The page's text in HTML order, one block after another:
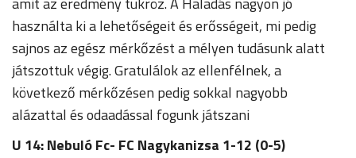
használta ki a lehetőségeit és erősségeit, mi pedig
sajnos az egész mérkőzést a mélyen tudásunk alatt
játszottuk végig. Gratulálok az ellenfélnek, a
következő mérkőzésen pedig sokkal nagyobb
alázattal és odaadással fogunk játszani
U 14: Nebuló Fc- FC Nagykanizsa 1-12 (0-5)